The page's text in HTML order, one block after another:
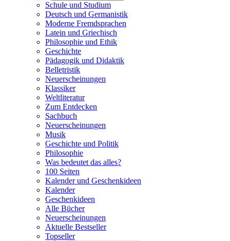
Schule und Studium
Deutsch und Germanistik
Moderne Fremdsprachen
Latein und Griechisch
Philosophie und Ethik
Geschichte
Pädagogik und Didaktik
Belletristik
Neuerscheinungen
Klassiker
Weltliteratur
Zum Entdecken
Sachbuch
Neuerscheinungen
Musik
Geschichte und Politik
Philosophie
Was bedeutet das alles?
100 Seiten
Kalender und Geschenkideen
Kalender
Geschenkideen
Alle Bücher
Neuerscheinungen
Aktuelle Bestseller
Topseller